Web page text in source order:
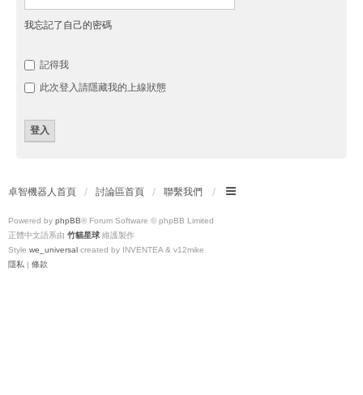
我忘記了自己的密碼
記得我
此次登入請隱藏我的上線狀態
卓智機器人首頁 討論區首頁 聯繫我們
Powered by phpBB® Forum Software © phpBB Limited
正體中文語系由 竹貓星球 維護製作
Style we_universal created by INVENTEA & v12mike
隱私 | 條款